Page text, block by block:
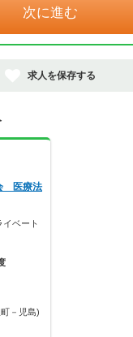
次に進む
求人を保存する
医療法
イベート
－児島)